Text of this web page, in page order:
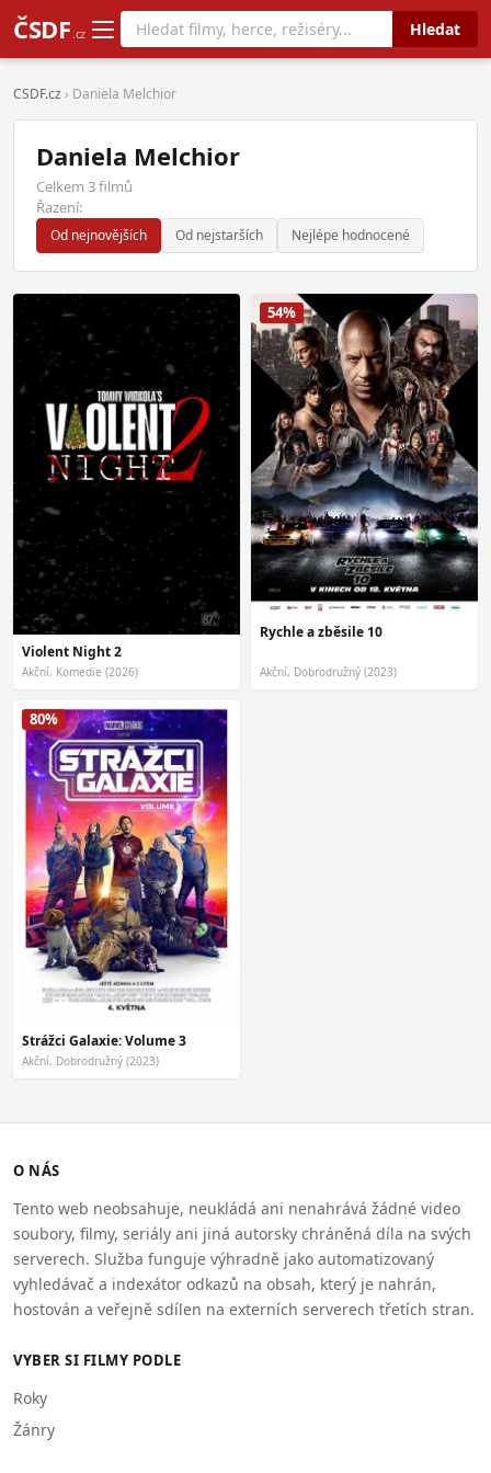
ČSDF .cz Hledat
CSDF.cz › Daniela Melchior
Daniela Melchior
Celkem 3 filmů
Řazení:
Od nejnovějších Od nejstarších Nejlépe hodnocené
Violent Night 2
Akční, Komedie (2026)
54%
Rychle a zběsile 10
Akční, Dobrodružný (2023)
80%
Strážci Galaxie: Volume 3
Akční, Dobrodružný (2023)
O NÁS
Tento web neobsahuje, neukládá ani nenahrává žádné video
soubory, filmy, seriály ani jiná autorsky chráněná díla na svých
serverech. Služba funguje výhradně jako automatizovaný
vyhledávač a indexátor odkazů na obsah, který je nahrán,
hostován a veřejně sdílen na externích serverech třetích stran.
VYBER SI FILMY PODLE
Roky
Žánry